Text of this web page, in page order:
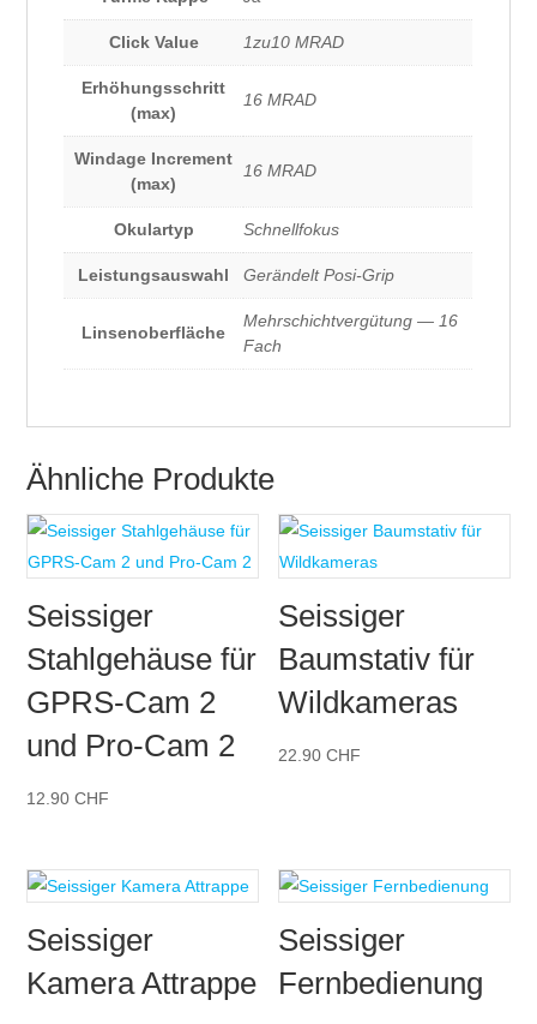
Click Value 1zu10 MRAD
Erhöhungsschritt
(max)
16 MRAD
Windage Increment
(max)
16 MRAD
Okulartyp Schnellfokus
Leistungsauswahl Gerändelt Posi-Grip
Linsenoberfläche
Mehrschichtvergütung — 16
Fach
Ähnliche Produkte
Seissiger
Stahlgehäuse für
GPRS-Cam 2
und Pro-Cam 2
12.90CHF
Seissiger
Baumstativ für
Wildkameras
22.90CHF
Seissiger
Kamera Attrappe
Seissiger
Fernbedienung